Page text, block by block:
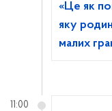
«Це як
яку
малих
11:00